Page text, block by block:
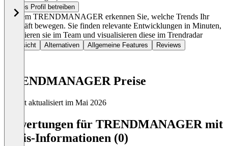
Dieses Profil betreiben
Mit dem TRENDMANAGER erkennen Sie, welche Trends Ihr
Geschäft bewegen. Sie finden relevante Entwicklungen in Minuten,
priorisieren sie im Team und visualisieren diese im Trendradar
Übersicht Alternativen Allgemeine Features Reviews
TRENDMANAGER Preise
Zuletzt aktualisiert im Mai 2026
Bewertungen für TRENDMANAGER mit
Preis-Informationen (0)